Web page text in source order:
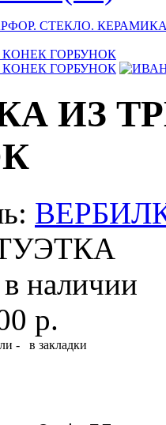
СТЕКЛО.
ИЗ
наличии
р.
-
в закладки